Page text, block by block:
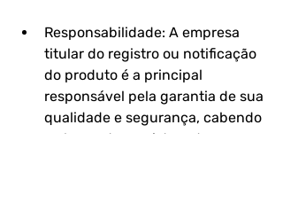
Responsabilidade: A empresa
titular do registro ou notificação
do produto é a principal
responsável pela garantia de sua
qualidade e segurança, cabendo
a ela manter registros das